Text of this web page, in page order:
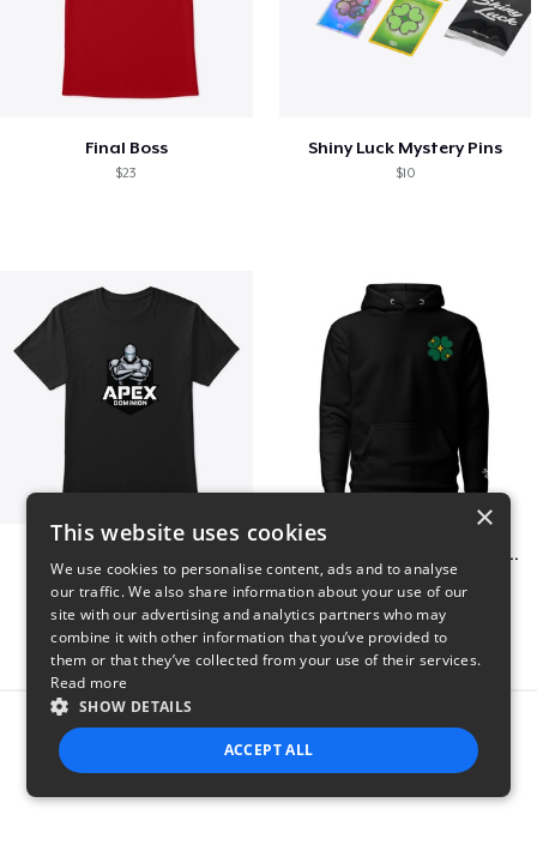
Final Boss
$23
Shiny Luck Mystery Pins
$10
Shiny Luck Embroidered Hoodie
Report this product
×
This website uses cookies
We use cookies to personalise content, ads and to analyse
our traffic. We also share information about your use of our
site with our advertising and analytics partners who may
combine it with other information that you’ve provided to
them or that they’ve collected from your use of their services.
Read more
SHOW DETAILS
ACCEPT ALL
STRICTLY NECESSARY PERFORMANCE